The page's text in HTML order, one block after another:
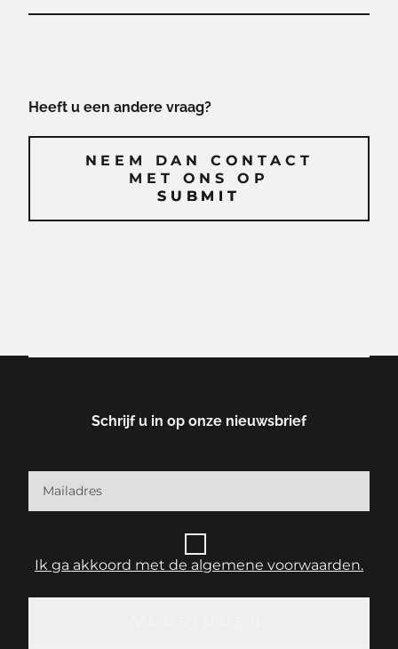
Heeft u een andere vraag?
NEEM DAN CONTACT
MET ONS OP
SUBMIT
SUBMIT
Schrijf u in op onze nieuwsbrief
Ik ga akkoord met de algemene voorwaarden.